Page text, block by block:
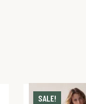
SALE!